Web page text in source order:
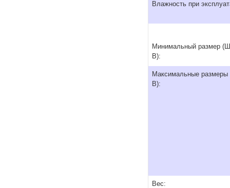
Влажность при
Минимальный размер
В):
Максимальные
В):
Вес: